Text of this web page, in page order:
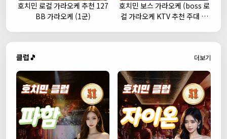
호치민 로컬 가라오케 추천 127
BB 가라오케 (1군)
호치민 보스 가라오케 (boss 로
컬 가라오케 KTV 추천 주대 예
클럽🎵 더보기